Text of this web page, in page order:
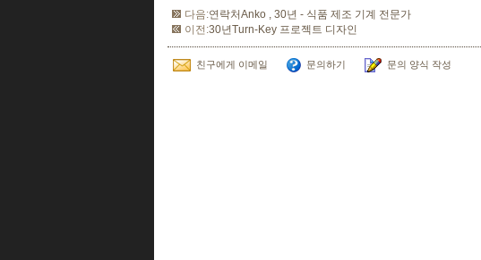
다음:연락처Anko , 30년 - 식품 제조 기계 전문가
이전:30년Turn-Key 프로젝트 디자인
친구에게 이메일 문의하기 문의 양식 작성